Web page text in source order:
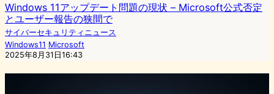
Windows 11アップデート問題の現状 – Microsoft公式否定
とユーザー報告の狭間で
サイバーセキュリティニュース
Windows11 Microsoft
2025年8月31日16:43